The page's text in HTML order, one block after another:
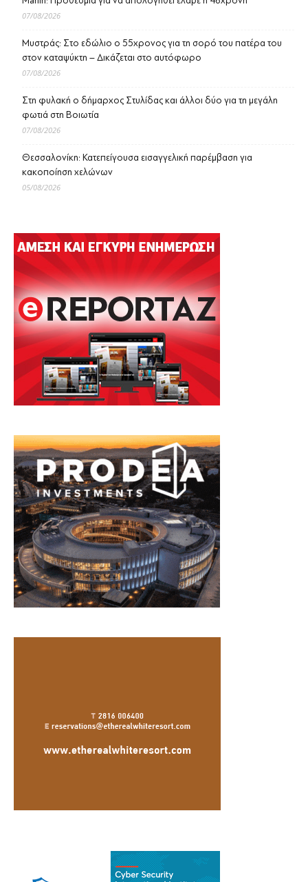
07/08/2026
Μυστράς: Στο εδώλιο ο 55χρονος για τη σορό του πατέρα του
στον καταψύκτη – Δικάζεται στο αυτόφωρο
07/08/2026
Στη φυλακή ο δήμαρχος Στυλίδας και άλλοι δύο για τη μεγάλη
φωτιά στη Βοιωτία
07/08/2026
Θεσσαλονίκη: Κατεπείγουσα εισαγγελική παρέμβαση για
κακοποίηση χελώνων
05/08/2026